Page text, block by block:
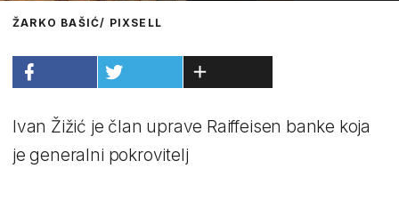
ŽARKO BAŠIĆ/ PIXSELL
Ivan Žižić je član uprave Raiffeisen banke koja
je generalni pokrovitelj